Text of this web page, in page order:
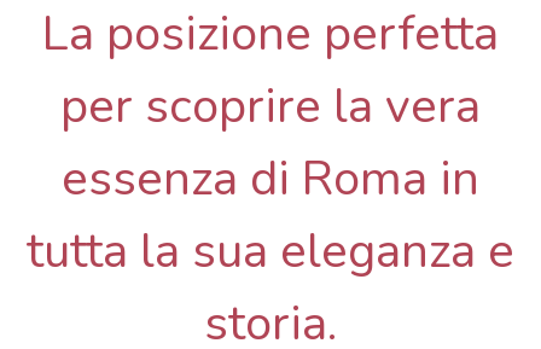
La posizione perfetta
per scoprire la vera
essenza di Roma in
tutta la sua eleganza e
storia.